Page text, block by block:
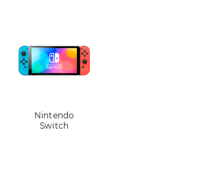
Nintendo
Switch